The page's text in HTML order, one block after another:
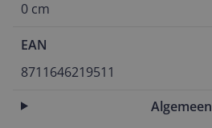
0 cm
EAN
8711646219511
Algemeen